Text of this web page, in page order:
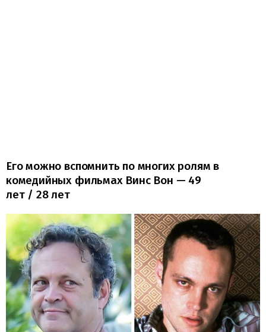
Его можно вспомнить по многих ролям в
комедийных фильмах Винс Вон — 49
лет / 28 лет